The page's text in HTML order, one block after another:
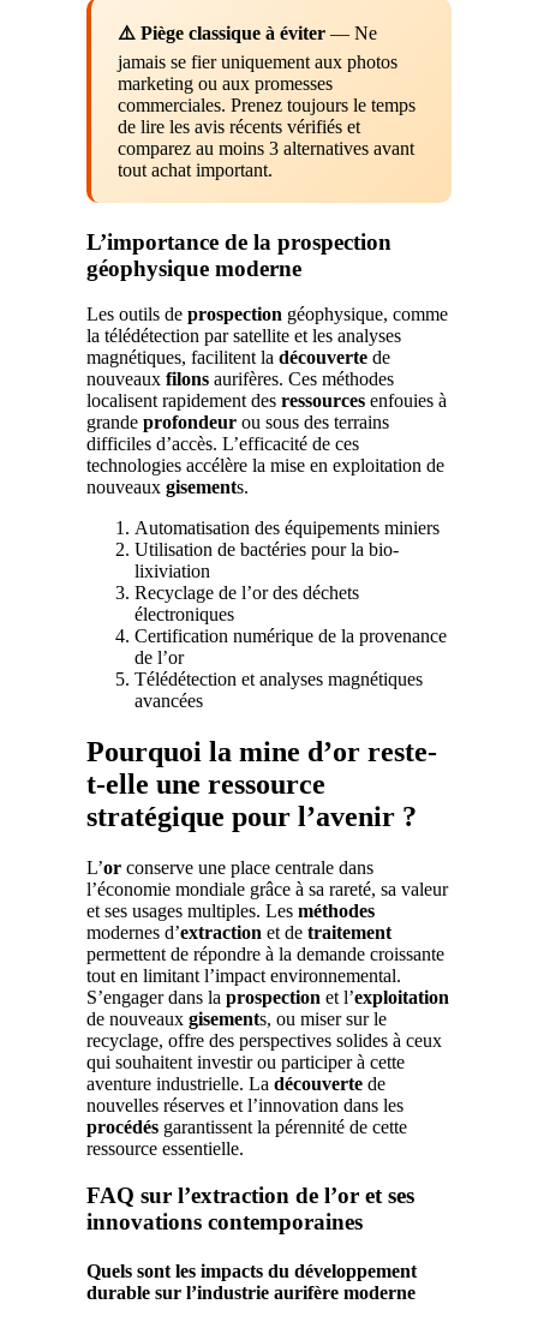
⚠️ Piège classique à éviter — Ne
jamais se fier uniquement aux photos
marketing ou aux promesses
commerciales. Prenez toujours le temps
de lire les avis récents vérifiés et
comparez au moins 3 alternatives avant
tout achat important.
L’importance de la prospection
géophysique moderne
Les outils de prospection géophysique, comme
la télédétection par satellite et les analyses
magnétiques, facilitent la découverte de
nouveaux filons aurifères. Ces méthodes
localisent rapidement des ressources enfouies à
grande profondeur ou sous des terrains
difficiles d’accès. L’efficacité de ces
technologies accélère la mise en exploitation de
nouveaux gisements.
Automatisation des équipements miniers
Utilisation de bactéries pour la bio-
lixiviation
Recyclage de l’or des déchets
électroniques
Certification numérique de la provenance
de l’or
Télédétection et analyses magnétiques
avancées
Pourquoi la mine d’or reste-
t-elle une ressource
stratégique pour l’avenir ?
L’or conserve une place centrale dans
l’économie mondiale grâce à sa rareté, sa valeur
et ses usages multiples. Les méthodes
modernes d’extraction et de traitement
permettent de répondre à la demande croissante
tout en limitant l’impact environnemental.
S’engager dans la prospection et l’exploitation
de nouveaux gisements, ou miser sur le
recyclage, offre des perspectives solides à ceux
qui souhaitent investir ou participer à cette
aventure industrielle. La découverte de
nouvelles réserves et l’innovation dans les
procédés garantissent la pérennité de cette
ressource essentielle.
FAQ sur l’extraction de l’or et ses
innovations contemporaines
Quels sont les impacts du développement
durable sur l’industrie aurifère moderne